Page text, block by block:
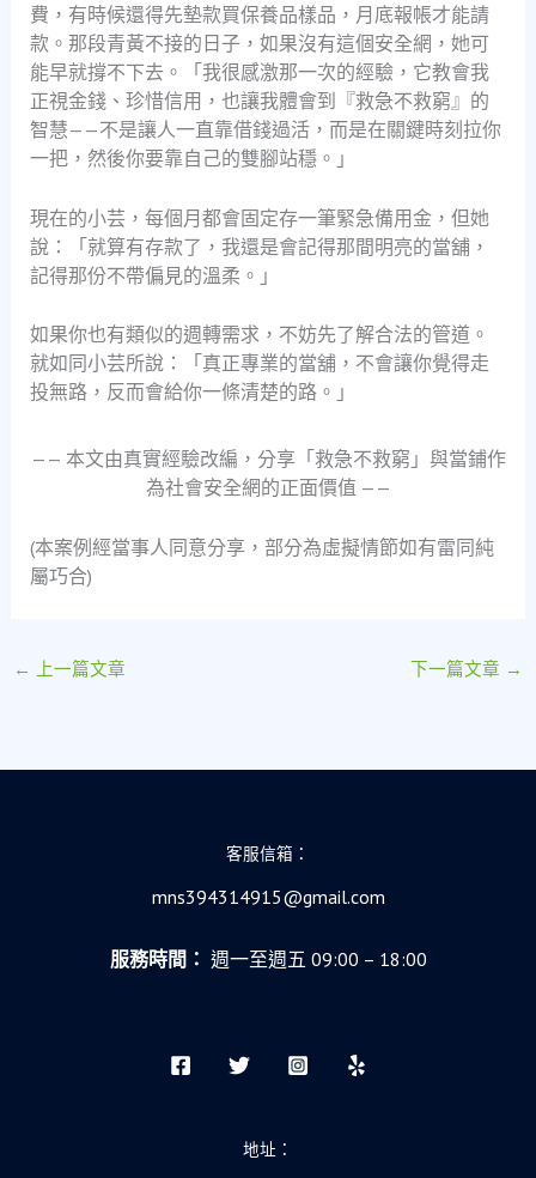
費，有時候還得先墊款買保養品樣品，月底報帳才能請
款。那段青黃不接的日子，如果沒有這個安全網，她可
能早就撐不下去。「我很感激那一次的經驗，它教會我
正視金錢、珍惜信用，也讓我體會到『救急不救窮』的
智慧——不是讓人一直靠借錢過活，而是在關鍵時刻拉你
一把，然後你要靠自己的雙腳站穩。」
現在的小芸，每個月都會固定存一筆緊急備用金，但她
說：「就算有存款了，我還是會記得那間明亮的當舖，
記得那份不帶偏見的溫柔。」
如果你也有類似的週轉需求，不妨先了解合法的管道。
就如同小芸所說：「真正專業的當舖，不會讓你覺得走
投無路，反而會給你一條清楚的路。」
—— 本文由真實經驗改編，分享「救急不救窮」與當鋪作
為社會安全網的正面價值 ——
(本案例經當事人同意分享，部分為虛擬情節如有雷同純
屬巧合)
← 上一篇文章 下一篇文章 →
客服信箱：
mns394314915@gmail.com
服務時間： 週一至週五 09:00 – 18:00
地址：